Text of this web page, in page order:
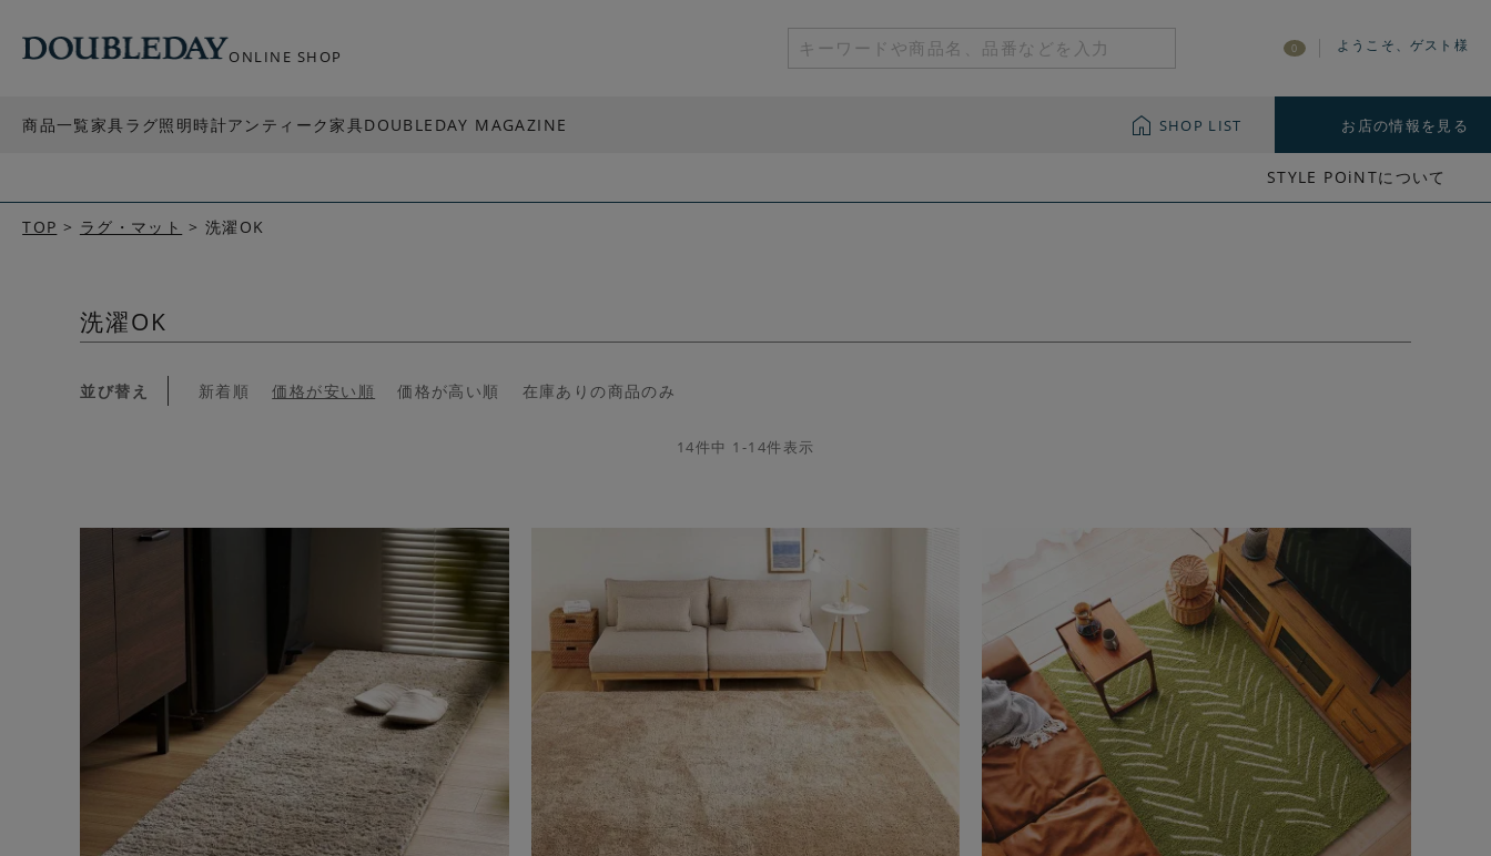
ONLINE SHOP 0 ようこそ、ゲスト様
商品一覧家具ラグ照明時計アンティーク家具DOUBLEDAY MAGAZINE SHOP LIST お店の情報を見る
STYLE POiNTについて
TOP ラグ・マット 洗濯OK
洗濯OK
並び替え 新着順 価格が安い順 価格が高い順 在庫ありの商品のみ
14件中 1 -14件表示